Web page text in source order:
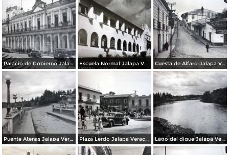
Palacio de Gobierno Jalapa Veracruz. Escuela Normal Jalapa Veracruz. Cuesta de Alfaro Jalapa Veracruz.
Puente Atenas Jalapa Veracruz. Plaza Lerdo Jalapa Veracruz. Lago del dique Jalapa Veracruz.